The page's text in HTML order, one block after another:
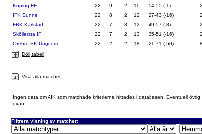
Köping FF
22 9 2 11 54-55 (-1)
IFK Sunne
22 8 2 12 27-43 (-16)
FBK Karlstad
22 7 3 12 49-57 (-8)
Sköllersta IF
22 7 2 13 35-51 (-16)
Örebro SK Ungdom
22 2 2 18 21-71 (-50) 8
Dölj tabell
Visa alla matcher
Ingen data om AIK som matchade kriterierna hittades i databasen. Eventuell övrig
ovan.
Filtrera visning av matcher: